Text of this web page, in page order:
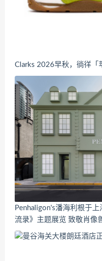
Clarks 2026早秋，徜徉「
Penhaligon's潘海利根于
流录》主题展览 致敬肖像